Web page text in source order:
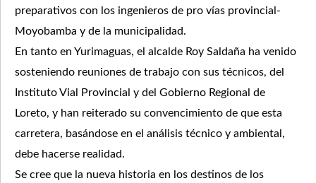
preparativos con los ingenieros de pro vías provincial-
Moyobamba y de la municipalidad.
En tanto en Yurimaguas, el alcalde Roy Saldaña ha venido
sosteniendo reuniones de trabajo con sus técnicos, del
Instituto Vial Provincial y del Gobierno Regional de
Loreto, y han reiterado su convencimiento de que esta
carretera, basándose en el análisis técnico y ambiental,
debe hacerse realidad.
Se cree que la nueva historia en los destinos de los